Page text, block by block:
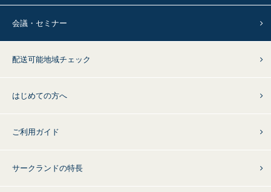
会議・セミナー
配送可能地域チェック
はじめての方へ
ご利用ガイド
サークランドの特長